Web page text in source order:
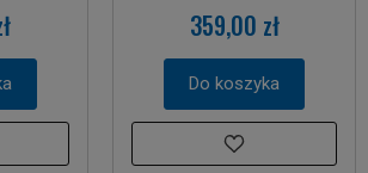
359,00 zł
Do koszyka